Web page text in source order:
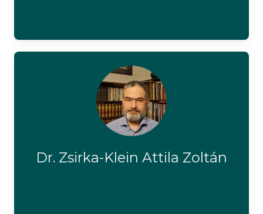
Dr. Zsirka-Klein Attila Zoltán